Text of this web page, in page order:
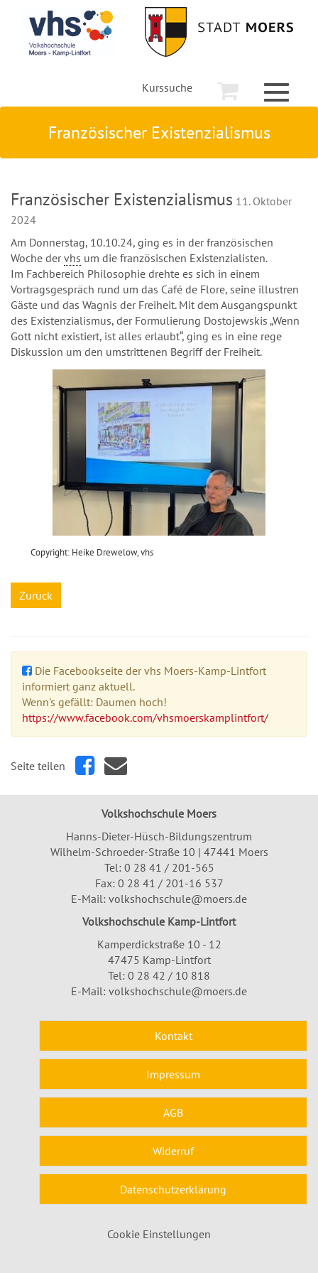
Kurssuche
Toggle
Französischer Existenzialismus
Französischer Existenzialismus 11. Oktober
2024
Am Donnerstag, 10.10.24, ging es in der französischen
Woche dervhs um die französischen Existenzialisten.
Im Fachbereich Philosophie drehte es sich in einem
Vortragsgespräch rund um das Café de Flore, seine illustren
Gäste und das Wagnis der Freiheit. Mit dem Ausgangspunkt
des Existenzialismus, der Formulierung Dostojewskis „Wenn
Gott nicht existiert, ist alles erlaubt“, ging es in eine rege
Diskussion um den umstrittenen Begriff der Freiheit.
Copyright: Heike Drewelow, vhs
Zurück
Die Facebookseite der vhs Moers-Kamp-Lintfort
informiert ganz aktuell.
Wenn's gefällt: Daumen hoch!
https://www.facebook.com/vhsmoerskamplintfort/
Seite teilen
Volkshochschule Moers
Hanns-Dieter-Hüsch-Bildungszentrum
Wilhelm-Schroeder-Straße 10 | 47441 Moers
Tel: 0 28 41 / 201-565
Fax: 0 28 41 / 201-16 537
E-Mail: volkshochschule@moers.de
Volkshochschule Kamp-Lintfort
Kamperdickstraße 10 - 12
47475 Kamp-Lintfort
Tel: 0 28 42 / 10 818
E-Mail: volkshochschule@moers.de
Kontakt
Impressum
AGB
Widerruf
Datenschutzerklärung
Cookie Einstellungen